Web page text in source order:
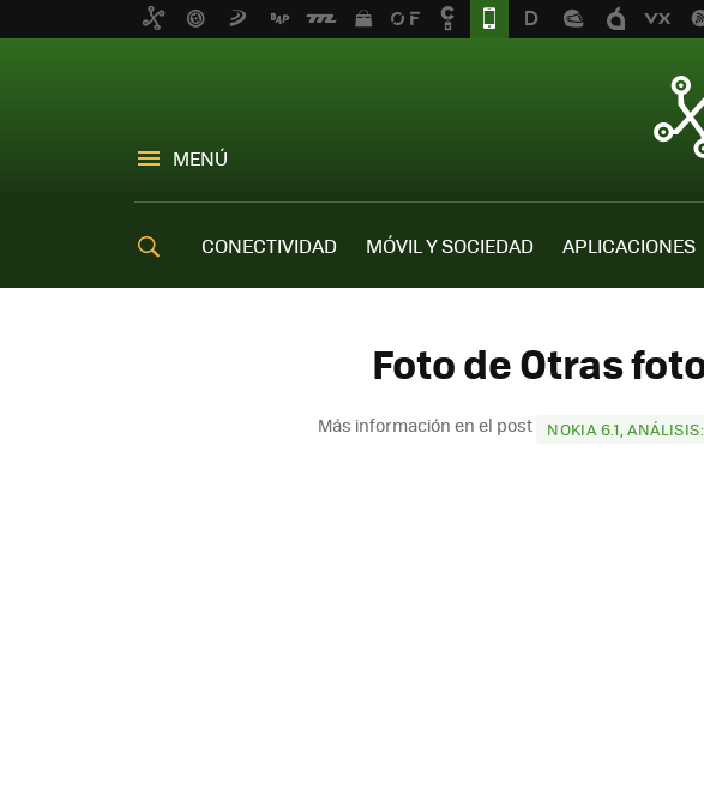
MENÚ
CONECTIVIDAD MÓVIL Y SOCIEDAD APLICACIONES
Foto de Otras
Más información en el post NOKIA 6.1,